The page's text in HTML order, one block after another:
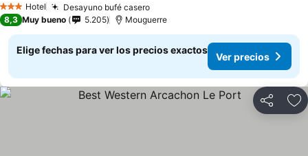
3 Estrellas
Hotel Desayuno bufé casero
8,3 Muy bueno 5.205 Mouguerre
Elige fechas para ver los precios exactos
Ver precios
Compartir